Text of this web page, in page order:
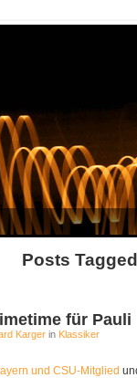
Posts
für Pauli
Karger in Klassiker
und CSU-Mitglied